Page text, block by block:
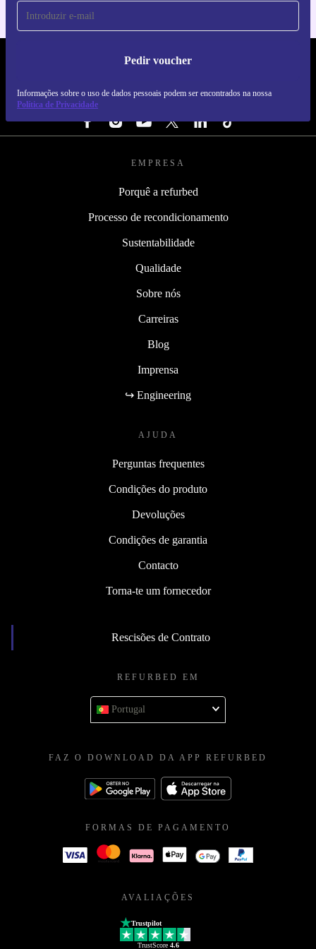
Pedir voucher
Informações sobre o uso de dados pessoais podem ser encontrados na nossa
Política de Privacidade
REFURBED PORTUGAL - RETHINK NEW.
SEGUE-NOS
EMPRESA
Porquê a refurbed
Processo de recondicionamento
Sustentabilidade
Qualidade
Sobre nós
Carreiras
Blog
Imprensa
↪ Engineering
AJUDA
Perguntas frequentes
Condições do produto
Devoluções
Condições de garantia
Contacto
Torna-te um fornecedor
Rescisões de Contrato
REFURBED EM
Portugal
FAZ O DOWNLOAD DA APP REFURBED
FORMAS DE PAGAMENTO
AVALIAÇÕES
Trustpilot
TrustScore 4.6